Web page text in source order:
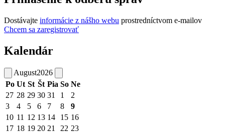
Dostávajte informácie z nášho webu prostredníctvom e-mailov
Chcem sa zaregistrovať
Kalendár
August2026
Po Ut St Št Pia So Ne
27 28 29 30 31 1
2
3
4 5 6 7 8
9
10 11 12 13 14 15 16
17 18 19 20 21 22 23